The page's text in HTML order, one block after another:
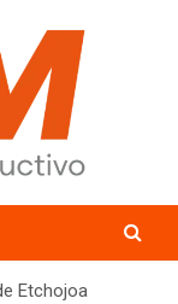
Etchojoa